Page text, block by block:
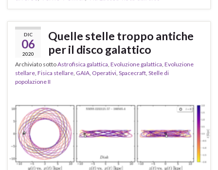
DIC
06
2020
Quelle stelle troppo antiche
per il disco galattico
Archiviato sottoAstrofisica galattica Evoluzione galattica Evoluzione
stellare Fisica stellare GAIA Operativi Spacecraft Stelle di
popolazione II